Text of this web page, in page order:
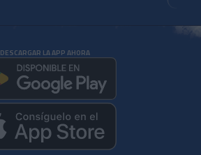
DESCARGAR LA APP AHORA